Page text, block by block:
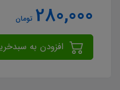
280,000 تومان